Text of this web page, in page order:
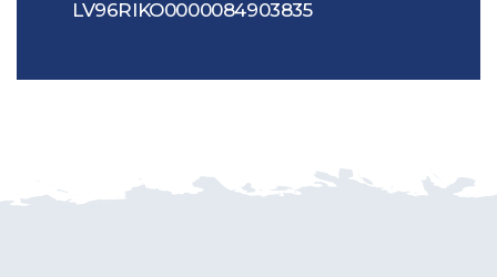
LV96RIKO0000084903835